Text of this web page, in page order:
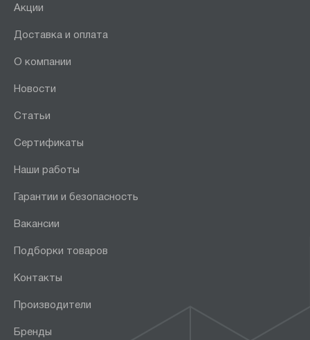
Акции
Доставка и оплата
О компании
Новости
Статьи
Сертификаты
Наши работы
Гарантии и безопасность
Вакансии
Подборки товаров
Контакты
Производители
Бренды